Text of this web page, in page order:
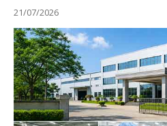
21/07/2026